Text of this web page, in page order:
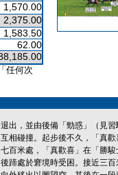
1,570.00
2,375.00
1,583.50
62.00
任何次
出，並由後備「勁惑」（見
相碰撞。起步後不久，「真
百米處，「真歡喜」在「勝
蹄處於窘境時受困。接近三